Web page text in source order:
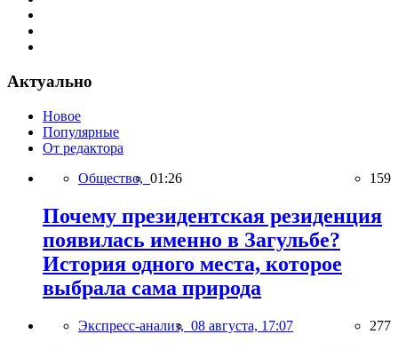
Актуально
Новое
Популярные
От редактора
Общество, 01:26 159
Почему президентская резиденция
появилась именно в Загульбе?
История одного места, которое
выбрала сама природа
Экспресс-анализ, 08 августа, 17:07 277